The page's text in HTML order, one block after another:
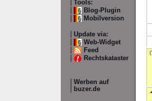
Tools:
Blog-Plugin
Mobilversion
Update via:
Web-Widget
Feed
Rechtskataster
Werben auf
buzer.de